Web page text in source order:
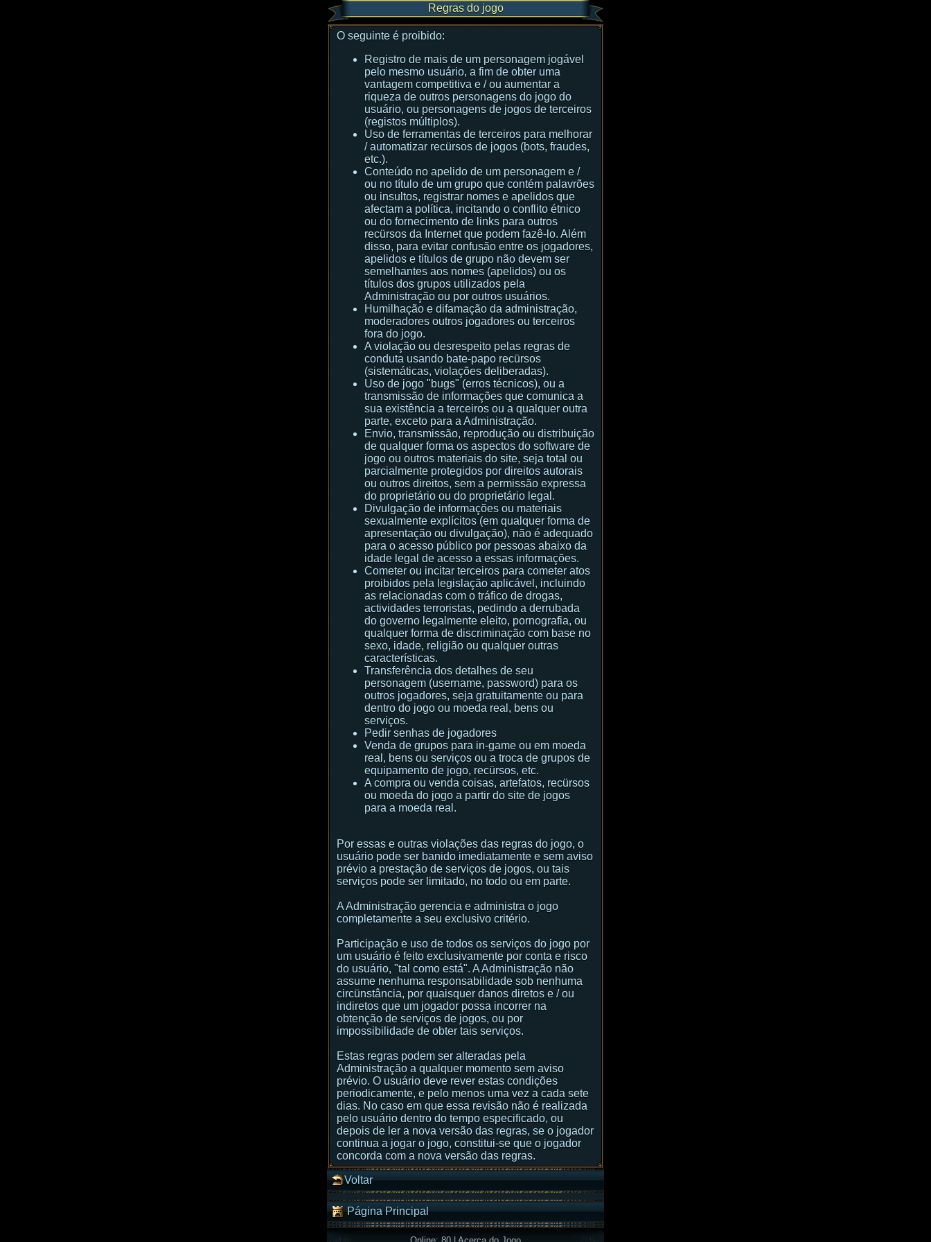
Regras do jogo
O seguinte é proibido:
Registro de mais de um personagem jogável
pelo mesmo usuário, a fim de obter uma
vantagem competitiva e / ou aumentar a
riqueza de outros personagens do jogo do
usuário, ou personagens de jogos de terceiros
(registos múltiplos).
Uso de ferramentas de terceiros para melhorar
/ automatizar recürsos de jogos (bots, fraudes,
etc.).
Conteúdo no apelido de um personagem e /
ou no título de um grupo que contém palavrões
ou insultos, registrar nomes e apelidos que
afectam a política, incitando o conflito étnico
ou do fornecimento de links para outros
recürsos da Internet que podem fazê-lo. Além
disso, para evitar confusão entre os jogadores,
apelidos e títulos de grupo não devem ser
semelhantes aos nomes (apelidos) ou os
títulos dos grupos utilizados pela
Administração ou por outros usuários.
Humilhação e difamação da administração,
moderadores outros jogadores ou terceiros
fora do jogo.
A violação ou desrespeito pelas regras de
conduta usando bate-papo recürsos
(sistemáticas, violações deliberadas).
Uso de jogo "bugs" (erros técnicos), ou a
transmissão de informações que comunica a
sua existência a terceiros ou a qualquer outra
parte, exceto para a Administração.
Envio, transmissão, reprodução ou distribuição
de qualquer forma os aspectos do software de
jogo ou outros materiais do site, seja total ou
parcialmente protegidos por direitos autorais
ou outros direitos, sem a permissão expressa
do proprietário ou do proprietário legal.
Divulgação de informações ou materiais
sexualmente explícitos (em qualquer forma de
apresentação ou divulgação), não é adequado
para o acesso público por pessoas abaixo da
idade legal de acesso a essas informações.
Cometer ou incitar terceiros para cometer atos
proibidos pela legislação aplicável, incluindo
as relacionadas com o tráfico de drogas,
actividades terroristas, pedindo a derrubada
do governo legalmente eleito, pornografia, ou
qualquer forma de discriminação com base no
sexo, idade, religião ou qualquer outras
características.
Transferência dos detalhes de seu
personagem (username, password) para os
outros jogadores, seja gratuitamente ou para
dentro do jogo ou moeda real, bens ou
serviços.
Pedir senhas de jogadores
Venda de grupos para in-game ou em moeda
real, bens ou serviços ou a troca de grupos de
equipamento de jogo, recürsos, etc.
A compra ou venda coisas, artefatos, recürsos
ou moeda do jogo a partir do site de jogos
para a moeda real.
Por essas e outras violações das regras do jogo, o
usuário pode ser banido imediatamente e sem aviso
prévio a prestação de serviços de jogos, ou tais
serviços pode ser limitado, no todo ou em parte.
A Administração gerencia e administra o jogo
completamente a seu exclusivo critério.
Participação e uso de todos os serviços do jogo por
um usuário é feito exclusivamente por conta e risco
do usuário, "tal como está". A Administração não
assume nenhuma responsabilidade sob nenhuma
circünstância, por quaisquer danos diretos e / ou
indiretos que um jogador possa incorrer na
obtenção de serviços de jogos, ou por
impossibilidade de obter tais serviços.
Estas regras podem ser alteradas pela
Administração a qualquer momento sem aviso
prévio. O usuário deve rever estas condições
periodicamente, e pelo menos uma vez a cada sete
dias. No caso em que essa revisão não é realizada
pelo usuário dentro do tempo especificado, ou
depois de ler a nova versão das regras, se o jogador
continua a jogar o jogo, constitui-se que o jogador
concorda com a nova versão das regras.
Voltar
Página Principal